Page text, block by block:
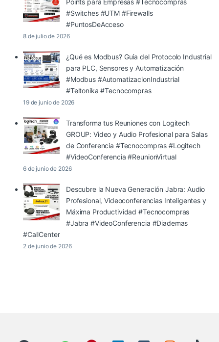
#Switches #UTM #Firewalls
#PuntosDeAcceso
8 de julio de 2026
¿Qué es Modbus? Guía del Protocolo Industrial
para PLC, Sensores y Automatización
#Modbus #AutomatizacionIndustrial
#Teltonika #Tecnocompras
19 de junio de 2026
Transforma tus Reuniones con Logitech
GROUP: Video y Audio Profesional para Salas
de Conferencia #Tecnocompras #Logitech
#VideoConferencia #ReunionVirtual
6 de junio de 2026
Descubre la Nueva Generación Jabra: Audio
Profesional, Videoconferencias Inteligentes y
Máxima Productividad #Tecnocompras
#Jabra #VideoConferencia #Diademas
#CallCenter
2 de junio de 2026